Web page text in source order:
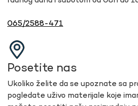
065/2588-471
Posetite nas
Ukoliko želite da se upoznate sa
pogledate uživo materijale koje